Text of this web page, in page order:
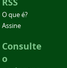
O que é?
Assine
Consulte
o